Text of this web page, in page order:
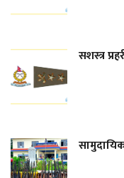
सशस्त्र